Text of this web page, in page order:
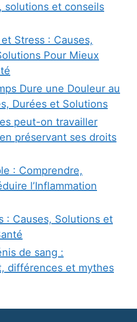
solutions et conseils
Stress : Causes,
Pour Mieux
Dure une Douleur au
Durées et Solutions
peut-on travailler
préservant ses droits
: Comprendre,
l’Inflammation
: Causes, Solutions et
de sang :
différences et mythes